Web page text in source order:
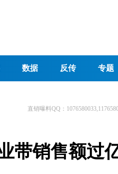
数据 反传 专题
直销曝料QQ：
带销售额过